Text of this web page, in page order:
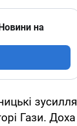
на
зусилля
Гази. Доха